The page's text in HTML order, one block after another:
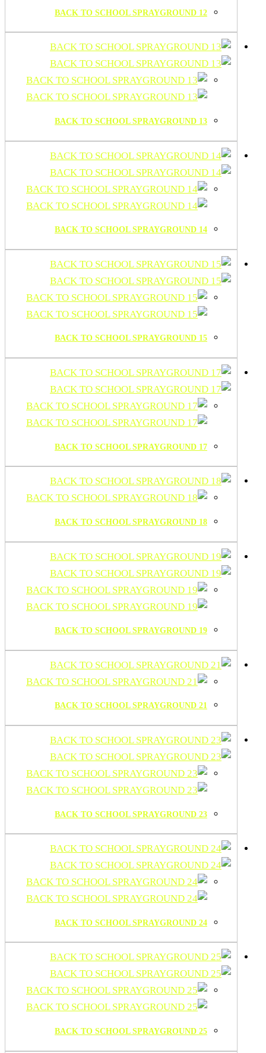
BACK TO SCHOOL SPRAYGROUND 12
BACK TO SCHOOL SPRAYGROUND 13
BACK TO SCHOOL SPRAYGROUND 14
BACK TO SCHOOL SPRAYGROUND 15
BACK TO SCHOOL SPRAYGROUND 17
BACK TO SCHOOL SPRAYGROUND 18
BACK TO SCHOOL SPRAYGROUND 19
BACK TO SCHOOL SPRAYGROUND 21
BACK TO SCHOOL SPRAYGROUND 23
BACK TO SCHOOL SPRAYGROUND 24
BACK TO SCHOOL SPRAYGROUND 25